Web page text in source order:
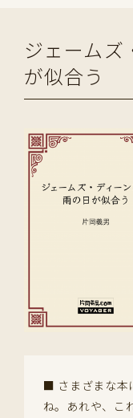
ジェームズ
が似合う
■ さまざまな本
ね。あれや、こ